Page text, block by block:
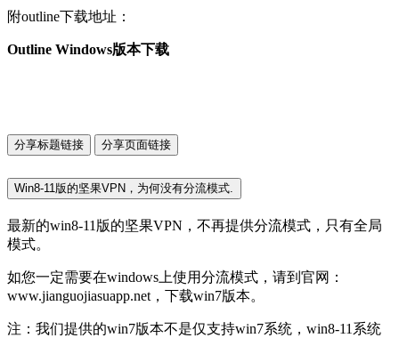
附outline下载地址：
Outline Windows版本下载
分享标题链接 分享页面链接
Win8-11版的坚果VPN，为何没有分流模式.
最新的win8-11版的坚果VPN，不再提供分流模式，只有全局
模式。
如您一定需要在windows上使用分流模式，请到官网：
www.jianguojiasuapp.net，下载win7版本。
注：我们提供的win7版本不是仅支持win7系统，win8-11系统